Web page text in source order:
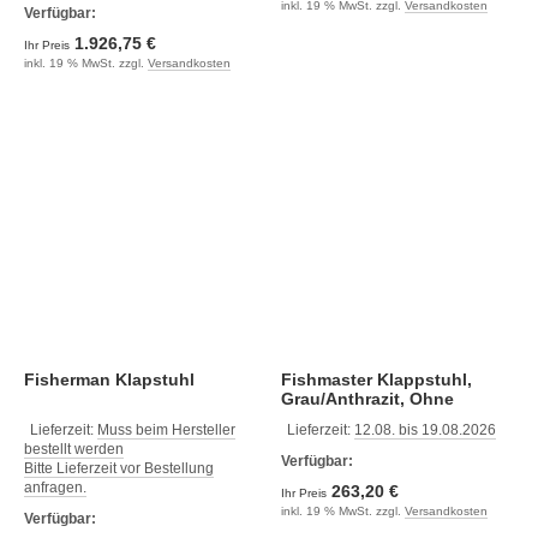
Verfügbar:
Ihr Preis 1.926,75 €
inkl. 19 % MwSt. zzgl. Versandkosten
inkl. 19 % MwSt. zzgl. Versandkosten
Fisherman Klapstuhl
Lieferzeit: Muss beim Hersteller
bestellt werden
Bitte Lieferzeit vor Bestellung
anfragen.
Verfügbar:
Fishmaster Klappstuhl,
Grau/Anthrazit, Ohne
Lieferzeit: 12.08. bis 19.08.2026
Verfügbar:
Ihr Preis 263,20 €
inkl. 19 % MwSt. zzgl. Versandkosten